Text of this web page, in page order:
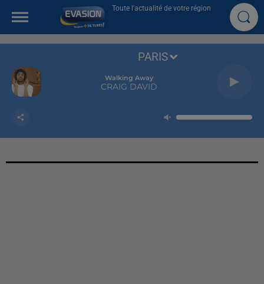
Toute l'actualité de votre région
Walking Away
CRAIG DAVID
PARIS